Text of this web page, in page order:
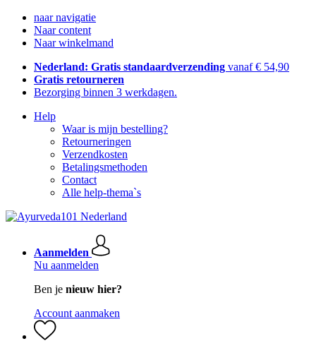
naar navigatie
Naar content
Naar winkelmand
Nederland: Gratis standaardverzending vanaf € 54,90
Gratis retourneren
Bezorging binnen 3 werkdagen.
Help
Waar is mijn bestelling?
Retourneringen
Verzendkosten
Betalingsmethoden
Contact
Alle help-thema`s
Aanmelden
Nu aanmelden
Ben je nieuw hier?
Account aanmaken